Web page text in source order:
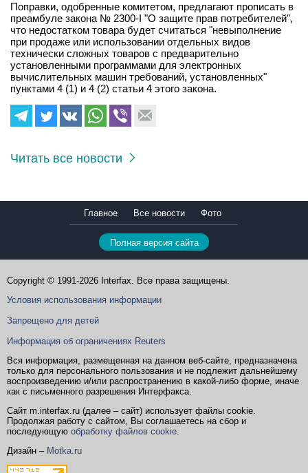
Поправки, одобренные комитетом, предлагают прописать в
преамбуле закона № 2300-I "О защите прав потребителей",
что недостатком товара будет считаться "невыполнение
при продаже или использовании отдельных видов
технически сложных товаров с предварительно
установленными программами для электронных
вычислительных машин требований, установленных"
пунктами 4 (1) и 4 (2) статьи 4 этого закона.
Читать все новости
Главное Все новости Фото
Полная версия сайта
Copyright © 1991-2026 Interfax. Все права защищены.
Условия использования информации
Запрещено для детей
Информация об ограничениях Reuters
Вся информация, размещенная на данном веб-сайте, предназначена
только для персонального пользования и не подлежит дальнейшему
воспроизведению и/или распространению в какой-либо форме, иначе
как с письменного разрешения Интерфакса.
Сайт m.interfax.ru (далее – сайт) использует файлы cookie.
Продолжая работу с сайтом, Вы соглашаетесь на сбор и
последующую обработку файлов cookie.
Дизайн – Motka.ru